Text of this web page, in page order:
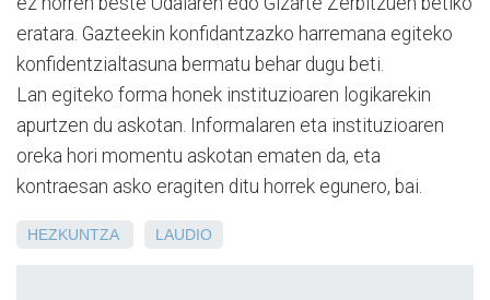
eratara. Gazteekin konfidantzazko harremana egiteko
konfidentzialtasuna bermatu behar dugu beti.
Lan egiteko forma honek instituzioaren logikarekin
apurtzen du askotan. Informalaren eta instituzioaren
oreka hori momentu askotan ematen da, eta
kontraesan asko eragiten ditu horrek egunero, bai.
HEZKUNTZA LAUDIO